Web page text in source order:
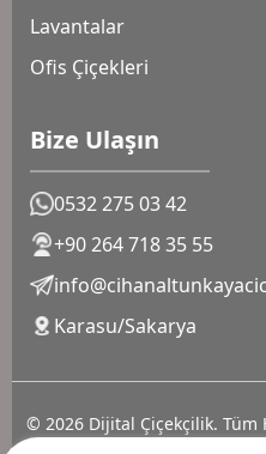
Lavantalar
Ofis Çiçekleri
Bize Ulaşın
0532 275 03 42
+90 264 718 35 55
Karasu/Sakarya
© 2026 Dijital Çiçekçilik. Tüm